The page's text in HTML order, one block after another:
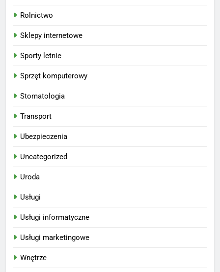
Rolnictwo
Sklepy internetowe
Sporty letnie
Sprzęt komputerowy
Stomatologia
Transport
Ubezpieczenia
Uncategorized
Uroda
Usługi
Usługi informatyczne
Usługi marketingowe
Wnętrze